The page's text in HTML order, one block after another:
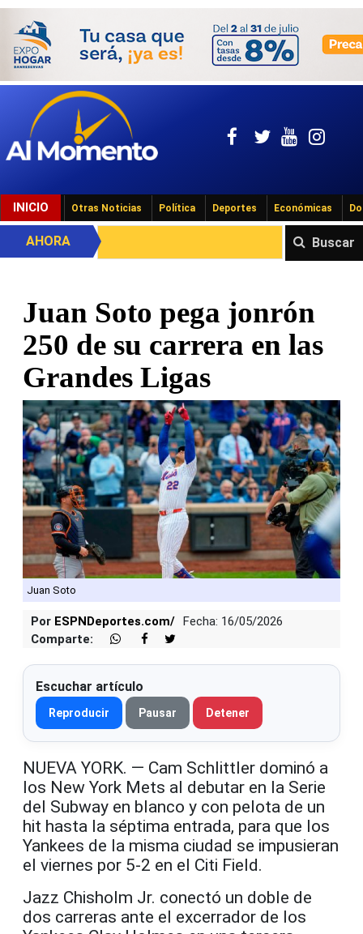
INICIO Otras Noticias Política Deportes Económicas
Buscar
AHORA
Juan Soto pega jonrón
250 de su carrera en las
Grandes Ligas
Juan Soto
Por ESPNDeportes.com/
Fecha: 16/05/2026
Comparte:
Escuchar artículo
Reproducir Pausar Detener
NUEVA YORK. — Cam Schlittler dominó a
los New York Mets al debutar en la Serie
del Subway en blanco y con pelota de un
hit hasta la séptima entrada, para que los
Yankees de la misma ciudad se impusieran
el viernes por 5-2 en el Citi Field.
Jazz Chisholm Jr. conectó un doble de
dos carreras ante el excerrador de los